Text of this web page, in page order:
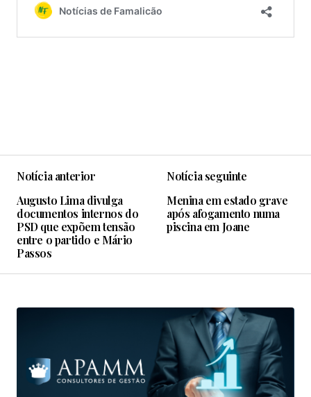
Notícia anterior
Augusto Lima divulga
documentos internos do
PSD que expõem tensão
entre o partido e Mário
Passos
Notícia seguinte
Menina em estado grave
após afogamento numa
piscina em Joane